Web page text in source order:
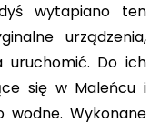
wytapiano ten
urządzenia,
uruchomić. Do ich
się w Maleńcu i
wodne. Wykonane